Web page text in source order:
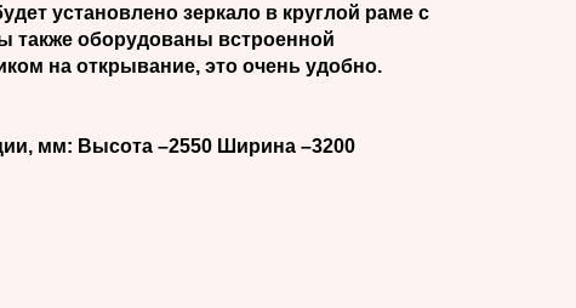
установлено зеркало в круглой раме с
также оборудованы встроенной
на открывание, это очень удобно.
мм: Высота –2550 Ширина –3200